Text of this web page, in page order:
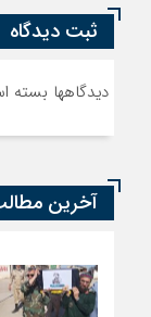
ثبت دیدگاه
دیدگاهها بسته
آخرین